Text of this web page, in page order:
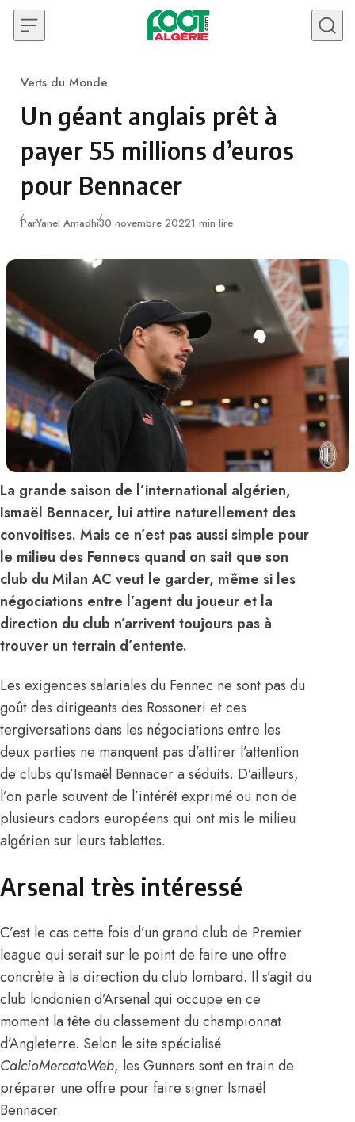
Skip to content
Category
Verts du Monde
Un géant anglais prêt à
payer 55 millions d’euros
pour Bennacer
ParYanel AmadhiPublié
30 novembre 20221 min lire
La grande saison de l’international algérien,
Ismaël Bennacer, lui attire naturellement des
convoitises. Mais ce n’est pas aussi simple pour
le milieu des Fennecs quand on sait que son
club du Milan AC veut le garder, même si les
négociations entre l’agent du joueur et la
direction du club n’arrivent toujours pas à
trouver un terrain d’entente.
Les exigences salariales du Fennec ne sont pas du
goût des dirigeants des Rossoneri et ces
tergiversations dans les négociations entre les
deux parties ne manquent pas d’attirer l’attention
de clubs qu’Ismaël Bennacer a séduits. D’ailleurs,
l’on parle souvent de l’intérêt exprimé ou non de
plusieurs cadors européens qui ont mis le milieu
algérien sur leurs tablettes.
Arsenal très intéressé
C’est le cas cette fois d’un grand club de Premier
league qui serait sur le point de faire une offre
concrète à la direction du club lombard. Il s’agit du
club londonien d’Arsenal qui occupe en ce
moment la tête du classement du championnat
d’Angleterre. Selon le site spécialisé
CalcioMercatoWeb, les Gunners sont en train de
préparer une offre pour faire signer Ismaël
Bennacer.